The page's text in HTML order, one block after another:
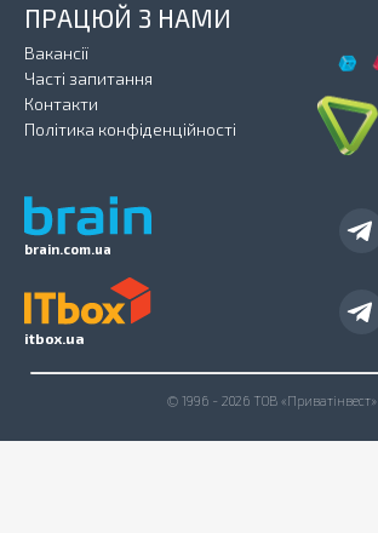
brain.com.ua
ПРАЦЮЙ З НАМИ
Вакансії
Часті запитання
Контакти
Політика конфіденційності
itbox.ua
© 1996 - 2026 ТОВ «Приватінвест»